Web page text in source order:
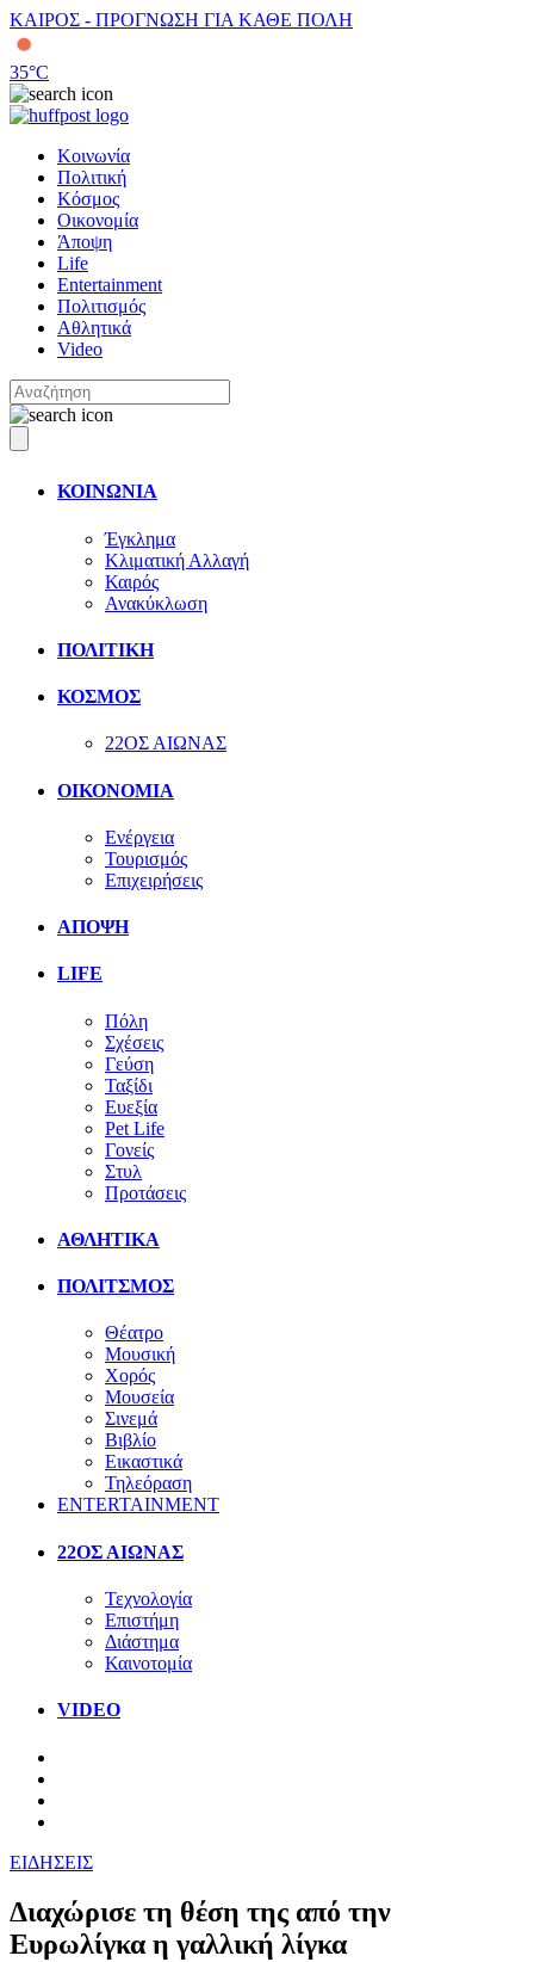
ΚΑΙΡΟΣ - ΠΡΟΓΝΩΣΗ ΓΙΑ ΚΑΘΕ ΠΟΛΗ
35°C
Κοινωνία
Πολιτική
Κόσμος
Οικονομία
Άποψη
Life
Entertainment
Πολιτισμός
Αθλητικά
Video
ΚΟΙΝΩΝΙΑ
Έγκλημα
Κλιματική Αλλαγή
Καιρός
Ανακύκλωση
ΠΟΛΙΤΙΚΗ
ΚΟΣΜΟΣ
22ΟΣ ΑΙΩΝΑΣ
ΟΙΚΟΝΟΜΙΑ
Ενέργεια
Τουρισμός
Επιχειρήσεις
ΑΠΟΨΗ
LIFE
Πόλη
Σχέσεις
Γεύση
Ταξίδι
Ευεξία
Pet Life
Γονείς
Στυλ
Προτάσεις
ΑΘΛΗΤΙΚΑ
ΠΟΛΙΤΣΜΟΣ
Θέατρο
Μουσική
Χορός
Μουσεία
Σινεμά
Βιβλίο
Εικαστικά
Τηλεόραση
ENTERTAINMENT
22ΟΣ ΑΙΩΝΑΣ
Τεχνολογία
Επιστήμη
Διάστημα
Καινοτομία
VIDEO
ΕΙΔΗΣΕΙΣ
Διαχώρισε τη θέση της από την
Ευρωλίγκα η γαλλική λίγκα